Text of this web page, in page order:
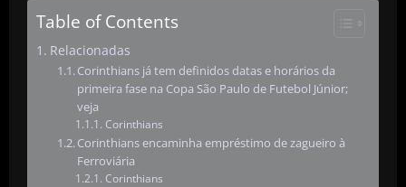
Table of Contents
Relacionadas
Corinthians já tem definidos datas e horários da
primeira fase na Copa São Paulo de Futebol Júnior;
veja
Corinthians
Corinthians encaminha empréstimo de zagueiro à
Ferroviária
Corinthians